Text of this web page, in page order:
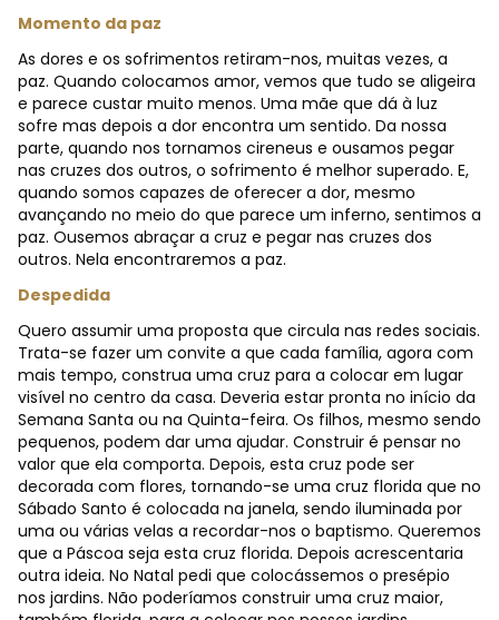
Momento da paz
As dores e os sofrimentos retiram-nos, muitas vezes, a
paz. Quando colocamos amor, vemos que tudo se aligeira
e parece custar muito menos. Uma mãe que dá à luz
sofre mas depois a dor encontra um sentido. Da nossa
parte, quando nos tornamos cireneus e ousamos pegar
nas cruzes dos outros, o sofrimento é melhor superado. E,
quando somos capazes de oferecer a dor, mesmo
avançando no meio do que parece um inferno, sentimos a
paz. Ousemos abraçar a cruz e pegar nas cruzes dos
outros. Nela encontraremos a paz.
Despedida
Quero assumir uma proposta que circula nas redes sociais.
Trata-se fazer um convite a que cada família, agora com
mais tempo, construa uma cruz para a colocar em lugar
visível no centro da casa. Deveria estar pronta no início da
Semana Santa ou na Quinta-feira. Os filhos, mesmo sendo
pequenos, podem dar uma ajudar. Construir é pensar no
valor que ela comporta. Depois, esta cruz pode ser
decorada com flores, tornando-se uma cruz florida que no
Sábado Santo é colocada na janela, sendo iluminada por
uma ou várias velas a recordar-nos o baptismo. Queremos
que a Páscoa seja esta cruz florida. Depois acrescentaria
outra ideia. No Natal pedi que colocássemos o presépio
nos jardins. Não poderíamos construir uma cruz maior,